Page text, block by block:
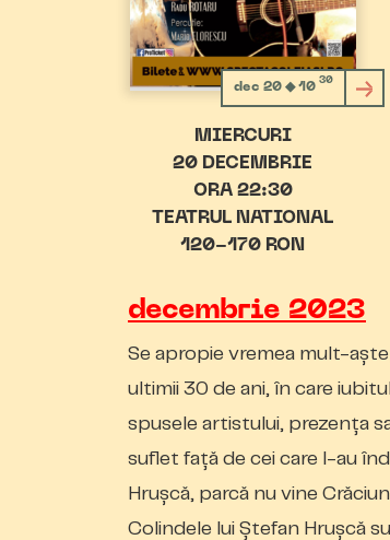
dec 20 ◆ 10
30
MIERCURI
20 DECEMBRIE
ORA 22:30
TEATRUL NATIONAL
120-170 RON
decembrie 2023
Se apropie vremea mult-
ultimii 30 de ani, în care
spusele artistului, prezenţa
suflet faţă de cei care l-au
Hrușcă, parcă nu vine
Colindele lui Ștefan Hrușcă